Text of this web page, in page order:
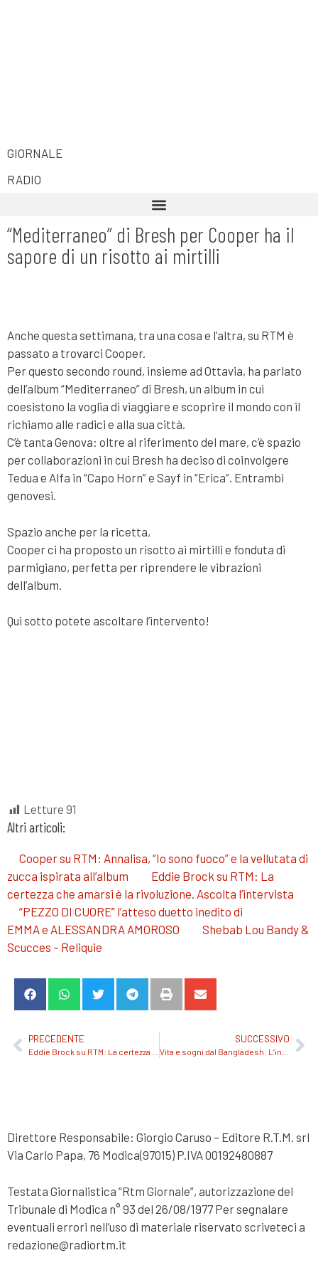
GIORNALE
RADIO
“Mediterraneo” di Bresh per Cooper ha il
sapore di un risotto ai mirtilli
Anche questa settimana, tra una cosa e l’altra, su RTM è
passato a trovarci Cooper.
Per questo secondo round, insieme ad Ottavia, ha parlato
dell’album “Mediterraneo” di Bresh, un album in cui
coesistono la voglia di viaggiare e scoprire il mondo con il
richiamo alle radici e alla sua città.
C’è tanta Genova: oltre al riferimento del mare, c’è spazio
per collaborazioni in cui Bresh ha deciso di coinvolgere
Tedua e Alfa in “Capo Horn” e Sayf in “Erica”. Entrambi
genovesi.
Spazio anche per la ricetta,
Cooper ci ha proposto un risotto ai mirtilli e fonduta di
parmigiano, perfetta per riprendere le vibrazioni
dell’album.
Qui sotto potete ascoltare l’intervento!
Letture 91
Altri articoli:
Cooper su RTM: Annalisa, “Io sono fuoco” e la vellutata di
zucca ispirata all’album
Eddie Brock su RTM: La
certezza che amarsi è la rivoluzione. Ascolta l’intervista
“PEZZO DI CUORE” l’atteso duetto inedito di
EMMA e ALESSANDRA AMOROSO
Shebab Lou Bandy &
Scucces – Reliquie
PRECEDENTE SUCCESSIVO
Direttore Responsabile: Giorgio Caruso – Editore R.T.M. srl
Via Carlo Papa, 76 Modica(97015) P.IVA 00192480887
Testata Giornalistica “Rtm Giornale”, autorizzazione del
Tribunale di Modica n° 93 del 26/08/1977 Per segnalare
eventuali errori nell’uso di materiale riservato scriveteci a
redazione@radiortm.it